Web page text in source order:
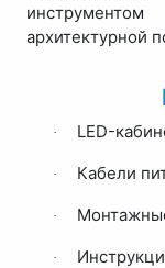
архитектурной
· LED-
· Кабели
·
·